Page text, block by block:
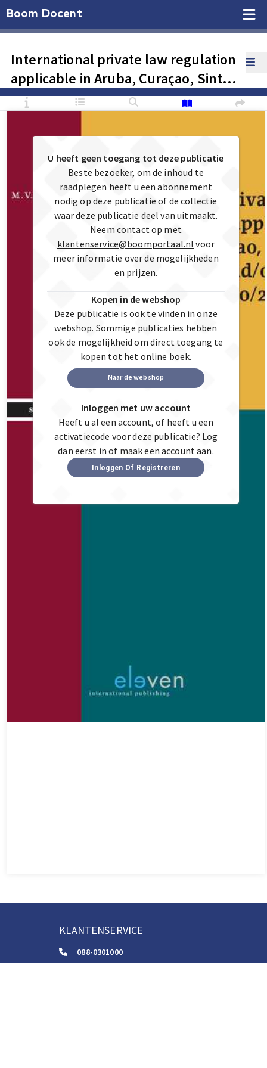
Boom Docent
International private law regulation
applicable in Aruba, Curaçao, Sint
Maarten and/or the BES islands
2020/2021
U heeft geen toegang tot deze publicatie
Beste bezoeker, om de inhoud te
raadplegen heeft u een abonnement
nodig op deze publicatie of de collectie
waar deze publicatie deel van uitmaakt.
Neem contact op met
klantenservice@boomportaal.nl voor
meer informatie over de mogelijkheden
en prijzen.
Kopen in de webshop
Deze publicatie is ook te vinden in onze
webshop. Sommige publicaties hebben
ook de mogelijkheid om direct toegang te
kopen tot het online boek.
Naar de webshop
Inloggen met uw account
Heeft u al een account, of heeft u een
activatiecode voor deze publicatie? Log
dan eerst in of maak een account aan.
Inloggen Of Registreren
KLANTENSERVICE
088-0301000